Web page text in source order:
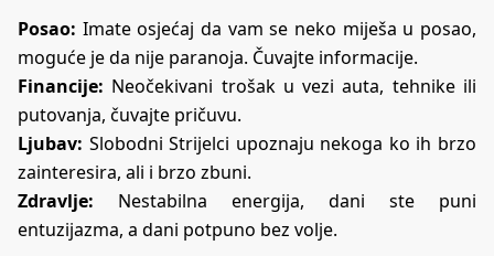
Posao: Imate osjećaj da vam se neko miješa u posao,
moguće je da nije paranoja. Čuvajte informacije.
Financije: Neočekivani trošak u vezi auta, tehnike ili
putovanja, čuvajte pričuvu.
Ljubav: Slobodni Strijelci upoznaju nekoga ko ih brzo
zainteresira, ali i brzo zbuni.
Zdravlje: Nestabilna energija, dani ste puni
entuzijazma, a dani potpuno bez volje.